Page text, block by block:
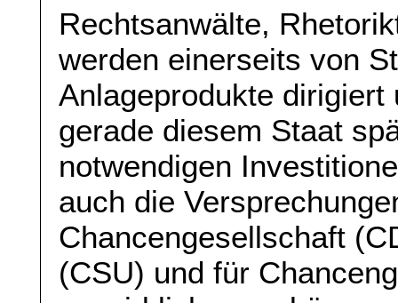
Rechtsanwälte,
werden einerseits von
Anlageprodukte
gerade diesem Staat
notwendigen
auch die
Chancengesellschaft
(CSU) und für